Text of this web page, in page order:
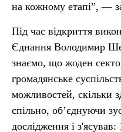
на кожному етапі”, —
Під час відкриття
Єднання Володимир
знаємо, що жоден
громадянське
можливостей, скільки
спільно, об’єднуючи
дослідження і з'ясував: